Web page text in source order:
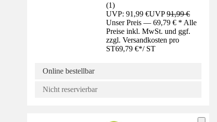
(1)
UVP: 91,99 €UVP91,99 €
Unser Preis — 69,79 € * Alle
Preise inkl. MwSt. und ggf.
zzgl. Versandkosten pro
ST69,79 €*/ ST
Online bestellbar
Nicht reservierbar